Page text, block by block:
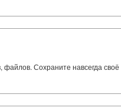
Сохраните навсегда